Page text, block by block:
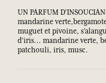
UN PARFUM
mandarine
muguet et pivoine,
d’iris... mandarine verte,
patchouli, iris, musc.